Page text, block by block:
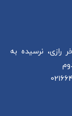
رازی، نرسیده به